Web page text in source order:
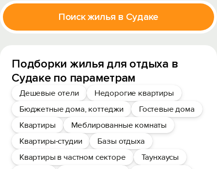
Поиск жилья в Судаке
Подборки жилья для отдыха в
Судаке по параметрам
Дешевые отели
Недорогие квартиры
Бюджетные дома, коттеджи
Гостевые дома
Квартиры
Меблированные комнаты
Квартиры-студии
Базы отдыха
Квартиры в частном секторе
Таунхаусы